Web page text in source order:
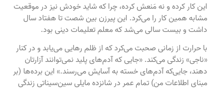
این کار کرده و نه مَنعش کرده، چرا که شاید خودش نیز در موقعیت
مشابه همین کار را می‌کرد. این پیرزن بین شصت تا هفتاد سال
داشت و بیست سالی می‌شد که معلم تعلیمات دینی بود.
با حرارت از زمانی صحبت می‌کرد که از ظلم رهایی می‌یابد و در کنار
«ناجی» زندگی می‌کند. «جایی که آدم‌های پلید نمی‌توانند آزارتان
دهند، جایی‌که آدم‌های خسته به آسایش می‌رسند.» این برده‌ها (بر
مبنای اطلاعات من) تمام عمر در شانزده مایلی سین‌سیناتی زندگی